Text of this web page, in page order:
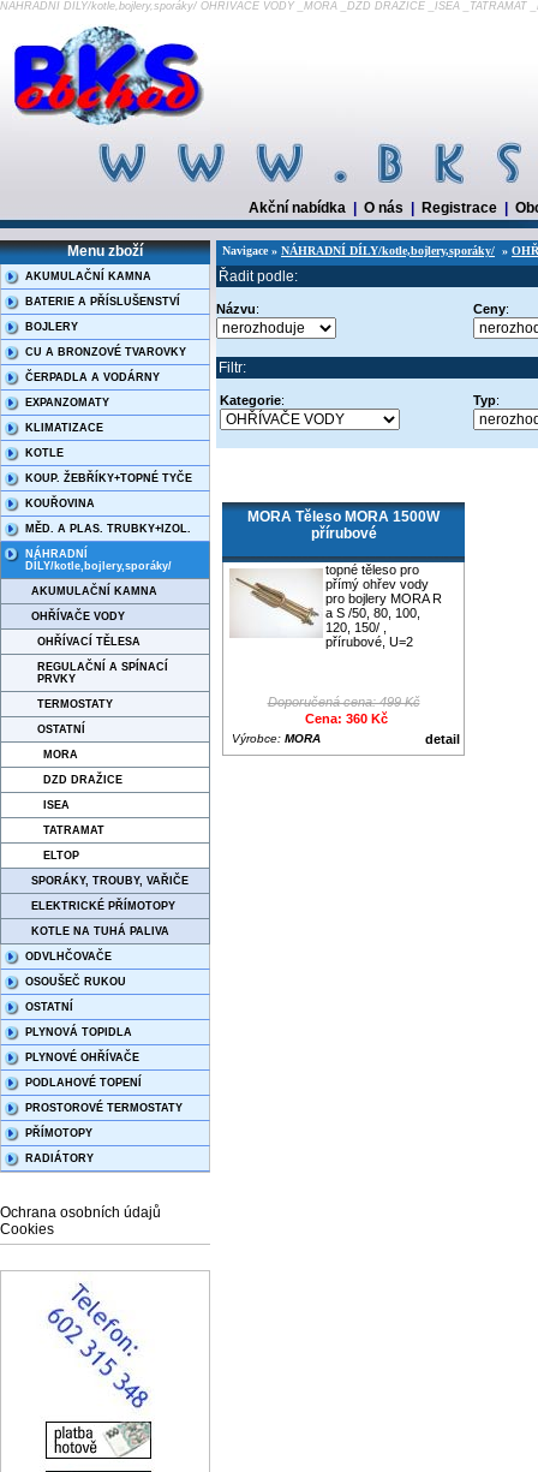
NÁHRADNÍ DÍLY/kotle,bojlery,sporáky/ OHŘÍVAČE VODY _MORA _DZD DRAŽICE _ISEA _TATRAMAT
Akční nabídka O nás Registrace
Menu zboží
AKUMULAČNÍ KAMNA
BATERIE A PŘÍSLUŠENSTVÍ
BOJLERY
CU A BRONZOVÉ TVAROVKY
ČERPADLA A VODÁRNY
EXPANZOMATY
KLIMATIZACE
KOTLE
KOUP. ŽEBŘÍKY+TOPNÉ TYČE
KOUŘOVINA
MĚD. A PLAS. TRUBKY+IZOL.
NÁHRADNÍ
DÍLY/kotle,bojlery,sporáky/
AKUMULAČNÍ KAMNA
OHŘÍVAČE VODY
OHŘÍVACÍ TĚLESA
REGULAČNÍ A SPÍNACÍ
PRVKY
TERMOSTATY
OSTATNÍ
MORA
DZD DRAŽICE
ISEA
TATRAMAT
ELTOP
SPORÁKY, TROUBY, VAŘIČE
ELEKTRICKÉ PŘÍMOTOPY
KOTLE NA TUHÁ PALIVA
ODVLHČOVAČE
OSOUŠEČ RUKOU
OSTATNÍ
PLYNOVÁ TOPIDLA
PLYNOVÉ OHŘÍVAČE
PODLAHOVÉ TOPENÍ
PROSTOROVÉ TERMOSTATY
PŘÍMOTOPY
RADIÁTORY
Ochrana osobních údajů
Cookies
Navigace » NÁHRADNÍ DÍLY/kotle,bojlery,sporáky/ »
Řadit podle:
Názvu: Ceny:
Filtr:
Kategorie: Typ:
MORA Těleso MORA 1500W
přírubové
topné těleso pro
přímý ohřev vody
pro bojlery MORA R
a S /50, 80, 100,
120, 150/ ,
přírubové, U=2
Doporučená cena: 499 Kč
Cena: 360 Kč
detail
Výrobce: MORA